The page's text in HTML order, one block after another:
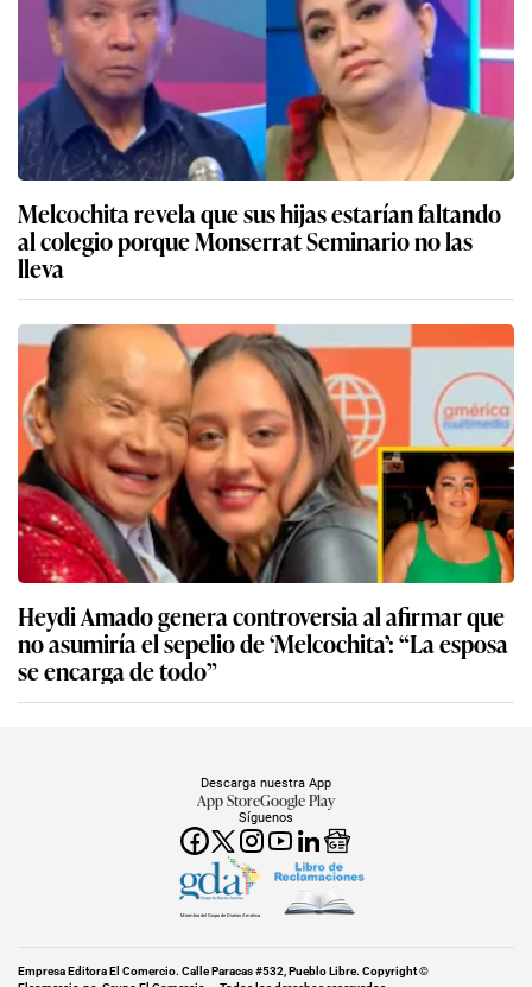
Melcochita revela que sus hijas estarían faltando
al colegio porque Monserrat Seminario no las
lleva
Heydi Amado genera controversia al afirmar que
no asumiría el sepelio de ‘Melcochita’: “La esposa
se encarga de todo”
Síguenos
Descarga nuestra App
App StoreGoogle Play
Miembro del Grupo de Diarios América
Empresa Editora El Comercio. Calle Paracas #532, Pueblo Libre. Copyright ©